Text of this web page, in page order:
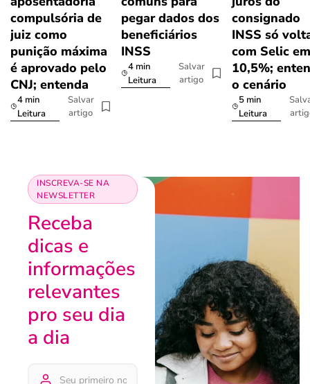
compulsória de
juiz como
punição máxima
é aprovado pelo
CNJ; entenda
4 min
Leitura
Salvar
artigo
pegar dados dos
beneficiários
INSS
4 min
Leitura
Salvar
artigo
consignado
INSS só
com Selic em
10,5%;
o cenário
5 min
Leitura
INSCREVA-SE NA
NEWSLETTER
Receba
dicas e
informações
relevantes
pro seu dia
a dia